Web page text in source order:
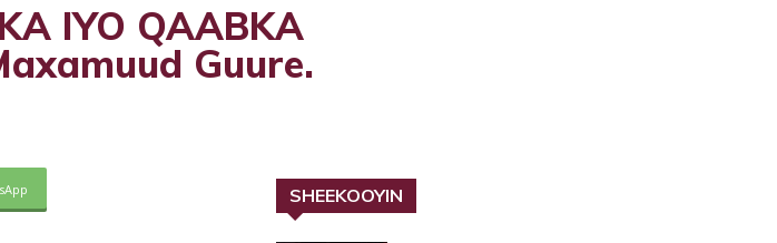
IYO QAABKA
Guure.
SHEEKOOYIN